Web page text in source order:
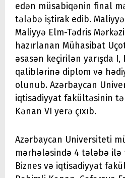
edən müsabiqənin final
tələbə iştirak edib.
Maliyyə Elm-Tədris
hazırlanan Mühasibat
əsasən keçirilən yarışda I,
qaliblərinə diplom və
olunub. Azərbaycan
iqtisadiyyat fakültəsinin
Kənan VI yerə çıxıb.
Azərbaycan Universiteti
mərhələsində 4 tələbə
Biznes və iqtisadiyyat